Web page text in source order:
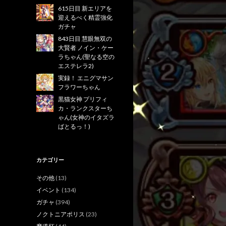
615日目 新エリアを
迎えるべく精霊強化
ガチャ
843日目 慧眼無双の
大賢者 ノイン・ケー
ラちゃん(聖なる空の
エステレラ2)
実録！ エニグマサン
フラワーちゃん
黒猫女神 プリフィ
カ・ランクスターち
ゃん(女神のイタズラ
ばとるっ！)
カテゴリー
その他 (13)
イベント (134)
ガチャ (394)
ノクトニアポリス (23)